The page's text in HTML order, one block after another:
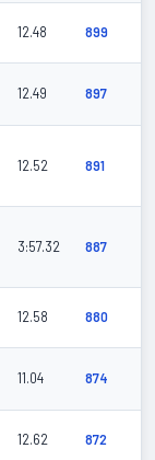
12.48 899
12.49 897
12.52 891
3:57.32 887
12.58 880
11.04 874
12.62 872